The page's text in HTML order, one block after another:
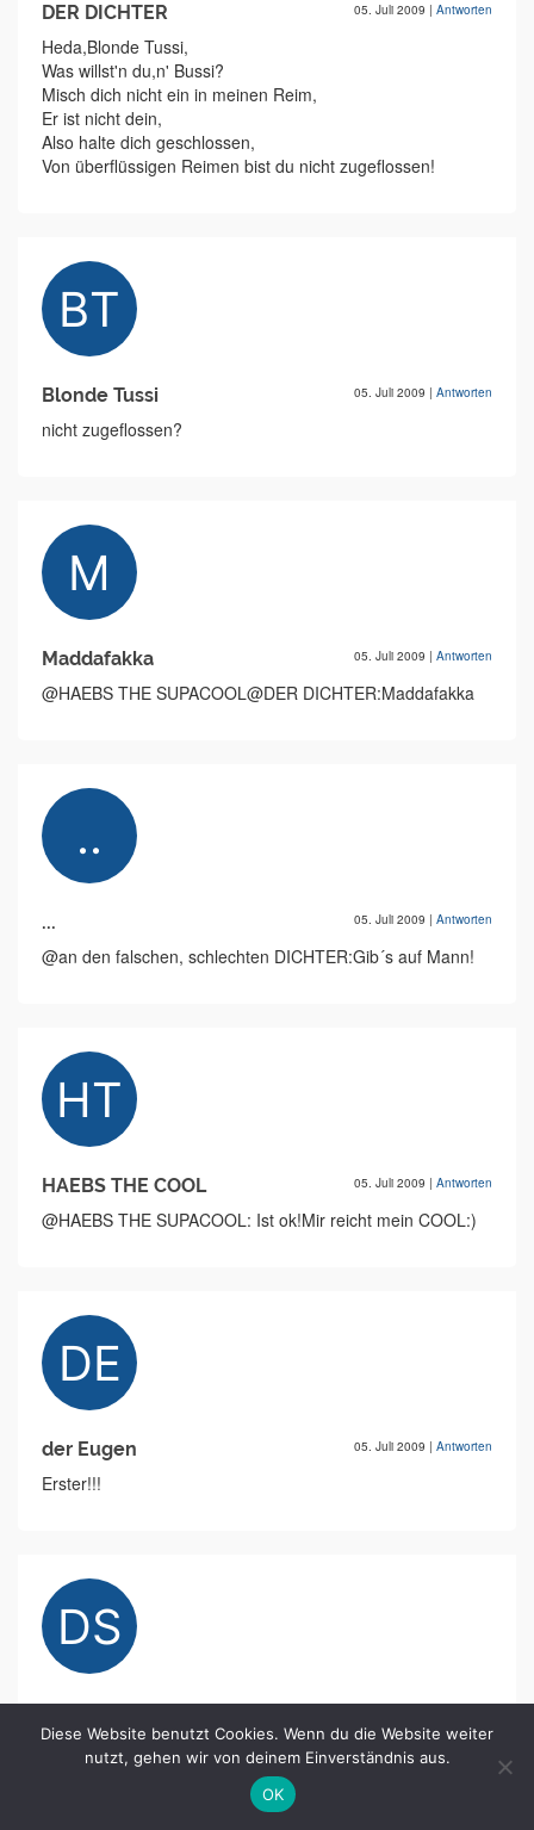
DER DICHTER 05. Juli 2009 | Antworten
Heda,Blonde Tussi,
Was willst'n du,n' Bussi?
Misch dich nicht ein in meinen Reim,
Er ist nicht dein,
Also halte dich geschlossen,
Von überflüssigen Reimen bist du nicht zugeflossen!
Blonde Tussi 05. Juli 2009 | Antworten
nicht zugeflossen?
Maddafakka 05. Juli 2009 | Antworten
@HAEBS THE SUPACOOL@DER DICHTER:Maddafakka
... 05. Juli 2009 | Antworten
@an den falschen, schlechten DICHTER:Gib´s auf Mann!
HAEBS THE COOL 05. Juli 2009 | Antworten
@HAEBS THE SUPACOOL: Ist ok!Mir reicht mein COOL:)
der Eugen 05. Juli 2009 | Antworten
Erster!!!
Das Video geil,
trotz Werbung weil,
die Zeit verging in windes eil,
drum achtet nicht auf diese Flamer,
Diese Website benutzt Cookies. Wenn du die Website weiter
nutzt, gehen wir von deinem Einverständnis aus.
OK